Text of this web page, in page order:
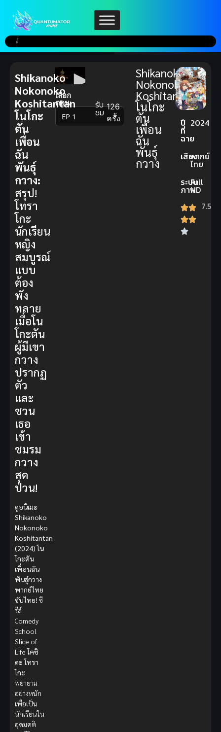
เลือก
ตอน:
▼
รับ
ชม 126
ครั้ง
Shikanoko
Nokonoko
Koshitantan
โนโกะ
ตัน
เพื่อน
ฉัน
พันธุ์
กวาง
ปี
ที่
ฉาย
2024
เสียงพากย์
ไทย
ระบบ
ภาพ
Full
HD
7.5
Shikanoko
Nokonoko
Koshitantan
โนโกะ
ตัน
เพื่อน
ฉัน
พันธุ์
กวาง:
สรุป!
โทรา
โกะ
นักเรียน
หญิง
สมบูรณ์
แบบ
ต้อง
พัง
ทลาย
เมื่อโน
โกะตัน
ผู้มีเขา
กวาง
ปรากฏ
ตัว
และ
ชวน
เธอ
เข้า
ชมรม
กวาง
สุด
ป่วน!
ดูอนิเมะ
Shikanoko
Nokonoko
Koshitantan
(2024) โน
โกะตัน
เพื่อนฉัน
พันธุ์กวาง
พากย์ไทย
ซับไทย! ซี
รีส์
Comedy
School
Slice of
Lifeโคชิ
ดะ โทรา
โกะ
พยายาม
อย่างหนัก
เพื่อเป็น
นักเรียนใน
อุดมคติ